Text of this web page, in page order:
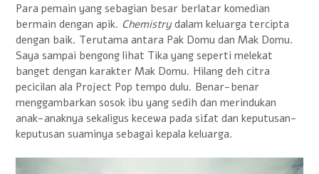
Para pemain yang sebagian besar berlatar komedian
bermain dengan apik. Chemistry dalam keluarga tercipta
dengan baik. Terutama antara Pak Domu dan Mak Domu.
Saya sampai bengong lihat Tika yang seperti melekat
banget dengan karakter Mak Domu. Hilang deh citra
pecicilan ala Project Pop tempo dulu. Benar-benar
menggambarkan sosok ibu yang sedih dan merindukan
anak-anaknya sekaligus kecewa pada sifat dan keputusan-
keputusan suaminya sebagai kepala keluarga.